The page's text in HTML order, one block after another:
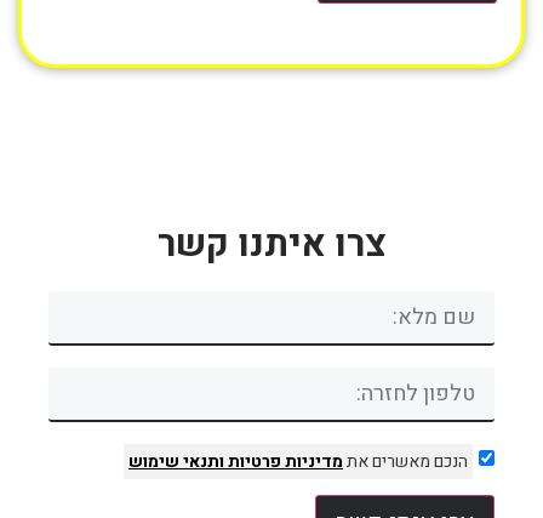
צרו איתנו קשר
הנכם מאשרים אתמדיניות פרטיותותנאי שימוש